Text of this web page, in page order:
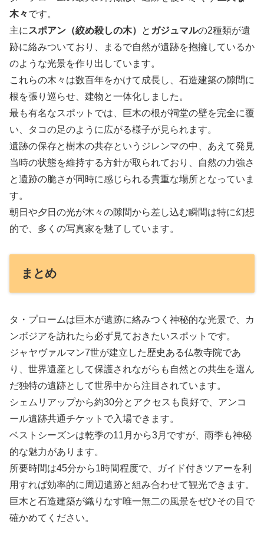
木々です。
主に スポアン（絞め殺しの木） と ガジュマルの2種類が遺
跡に絡みついており、まるで自然が遺跡を抱擁しているか
のような光景を作り出しています。
これらの木々は数百年をかけて成長し、石造建築の隙間に
根を張り巡らせ、建物と一体化しました。
最も有名なスポットでは、巨木の根が祠堂の壁を完全に覆
い、タコの足のように広がる様子が見られます。
遺跡の保存と樹木の共存というジレンマの中、あえて発見
当時の状態を維持する方針が取られており、自然の力強さ
と遺跡の脆さが同時に感じられる貴重な場所となっていま
す。
朝日や夕日の光が木々の隙間から差し込む瞬間は特に幻想
的で、多くの写真家を魅了しています。
まとめ
タ・プロームは巨木が遺跡に絡みつく神秘的な光景で、カ
ンボジアを訪れたら必ず見ておきたいスポットです。
ジャヤヴァルマン7世が建立した歴史ある仏教寺院であ
り、世界遺産として保護されながらも自然との共生を選ん
だ独特の遺跡として世界中から注目されています。
シェムリアップから約30分とアクセスも良好で、アンコ
ール遺跡共通チケットで入場できます。
ベストシーズンは乾季の11月から3月ですが、雨季も神秘
的な魅力があります。
所要時間は45分から1時間程度で、ガイド付きツアーを利
用すれば効率的に周辺遺跡と組み合わせて観光できます。
巨木と石造建築が織りなす唯一無二の風景をぜひその目で
確かめてください。